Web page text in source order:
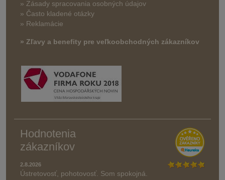
» Zásady spracovania osobných údajov
» Často kladené otázky
» Reklamácie
» Zľavy a benefity pre veľkoobchodných zákazníkov
Hodnotenia
zákazníkov
2.8.2026
Ústretovosť, pohotovosť. Som spokojná.